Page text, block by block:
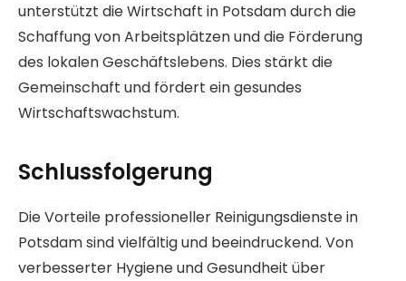
unterstützt die Wirtschaft in Potsdam durch die
Schaffung von Arbeitsplätzen und die Förderung
des lokalen Geschäftslebens. Dies stärkt die
Gemeinschaft und fördert ein gesundes
Wirtschaftswachstum.
Schlussfolgerung
Die Vorteile professioneller Reinigungsdienste in
Potsdam sind vielfältig und beeindruckend. Von
verbesserter Hygiene und Gesundheit über